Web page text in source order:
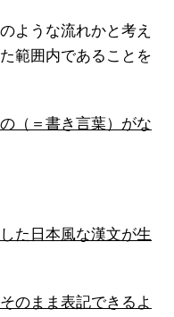
ような流れかと考え
範囲内であることを
（＝書き言葉）がな
た日本風な漢文が生
のまま表記できるよ